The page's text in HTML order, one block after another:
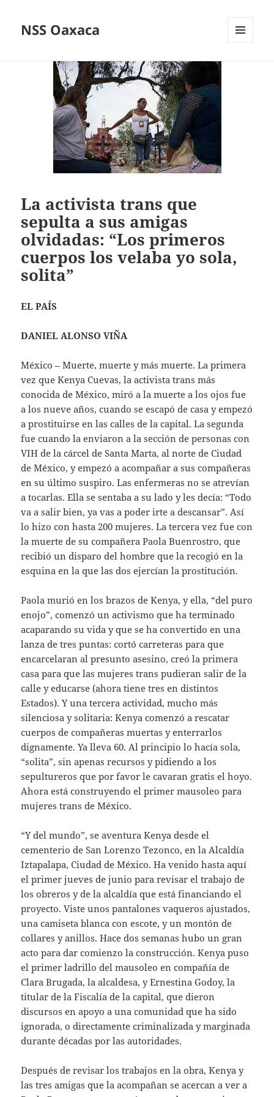
NSS Oaxaca
La activista trans que
sepulta a sus amigas
olvidadas: “Los primeros
cuerpos los velaba yo sola,
solita”
EL PAÍS
DANIEL ALONSO VIÑA
México – Muerte, muerte y más muerte. La primera
vez que Kenya Cuevas, la activista trans más
conocida de México, miró a la muerte a los ojos fue
a los nueve años, cuando se escapó de casa y empezó
a prostituirse en las calles de la capital. La segunda
fue cuando la enviaron a la sección de personas con
VIH de la cárcel de Santa Marta, al norte de Ciudad
de México, y empezó a acompañar a sus compañeras
en su último suspiro. Las enfermeras no se atrevían
a tocarlas. Ella se sentaba a su lado y les decía: “Todo
va a salir bien, ya vas a poder irte a descansar”. Así
lo hizo con hasta 200 mujeres. La tercera vez fue con
la muerte de su compañera Paola Buenrostro, que
recibió un disparo del hombre que la recogió en la
esquina en la que las dos ejercían la prostitución.
Paola murió en los brazos de Kenya, y ella, “del puro
enojo”, comenzó un activismo que ha terminado
acaparando su vida y que se ha convertido en una
lanza de tres puntas: cortó carreteras para que
encarcelaran al presunto asesino, creó la primera
casa para que las mujeres trans pudieran salir de la
calle y educarse (ahora tiene tres en distintos
Estados). Y una tercera actividad, mucho más
silenciosa y solitaria: Kenya comenzó a rescatar
cuerpos de compañeras muertas y enterrarlos
dignamente. Ya lleva 60. Al principio lo hacía sola,
“solita”, sin apenas recursos y pidiendo a los
sepultureros que por favor le cavaran gratis el hoyo.
Ahora está construyendo el primer mausoleo para
mujeres trans de México.
“Y del mundo”, se aventura Kenya desde el
cementerio de San Lorenzo Tezonco, en la Alcaldía
Iztapalapa, Ciudad de México. Ha venido hasta aquí
el primer jueves de junio para revisar el trabajo de
los obreros y de la alcaldía que está financiando el
proyecto. Viste unos pantalones vaqueros ajustados,
una camiseta blanca con escote, y un montón de
collares y anillos. Hace dos semanas hubo un gran
acto para dar comienzo la construcción. Kenya puso
el primer ladrillo del mausoleo en compañía de
Clara Brugada, la alcaldesa, y Ernestina Godoy, la
titular de la Fiscalía de la capital, que dieron
discursos en apoyo a una comunidad que ha sido
ignorada, o directamente criminalizada y marginada
durante décadas por las autoridades.
Después de revisar los trabajos en la obra, Kenya y
las tres amigas que la acompañan se acercan a ver a